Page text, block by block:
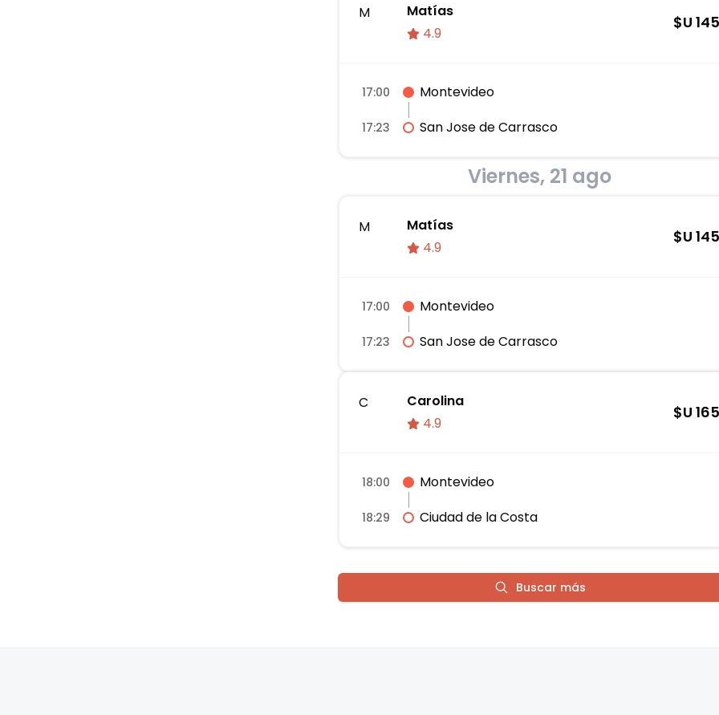
M
Matías
4.9
$U 145
17:00 Montevideo
17:23 San Jose de Carrasco
Viernes, 21 ago
M
Matías
4.9
$U 145
17:00 Montevideo
17:23 San Jose de Carrasco
C
Carolina
4.9
$U 165
18:00 Montevideo
18:29 Ciudad de la Costa
Buscar más